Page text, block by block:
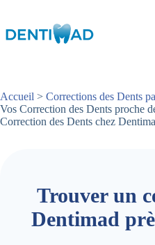
contenu
Accueil > Corrections des Dents
Vos Correction des Dents proche
Correction des Dents chez
Trouver un
Dentimad